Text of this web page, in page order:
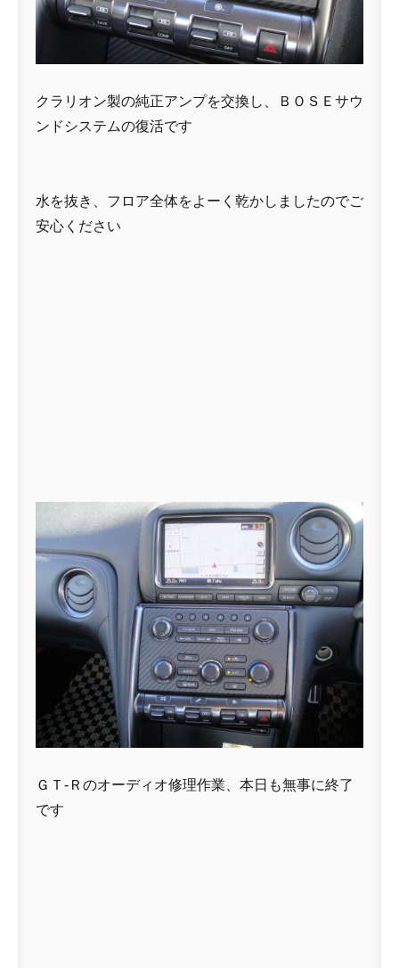
クラリオン製の純正アンプを交換し、ＢＯＳＥサウ
ンドシステムの復活です
水を抜き、フロア全体をよーく乾かしましたのでご
安心ください
ＧＴ-Ｒのオーディオ修理作業、本日も無事に終了
です